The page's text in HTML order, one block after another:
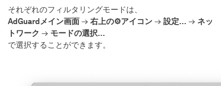
それぞれのフィルタリングモードは、
AdGuardメイン画面 → 右上の⚙アイコン → 設定… → ネッ
トワーク → モードの選択…
で選択することができます。